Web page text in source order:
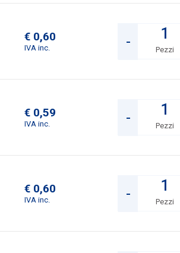
€ 0,60
IVA inc. - Pezzi
€ 0,59
IVA inc. - Pezzi
€ 0,60
IVA inc. - Pezzi